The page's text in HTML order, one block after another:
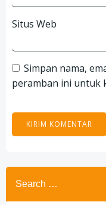
Situs Web
Simpan nama,
peramban ini untuk
Search
for: